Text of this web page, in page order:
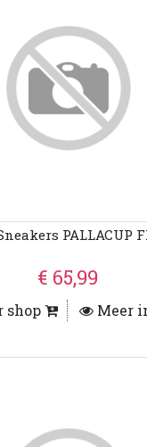
PALLACUP
€ 65,99
shop Meer